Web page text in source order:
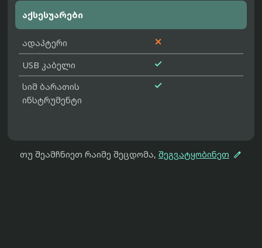
აქსესუარები
ადაპტერი 
USB კაბელი 
სიმ ბარათის
ინსტრუმენტი

თუ შეამჩნიეთ რაიმე შეცდომა, შეგვატყობინეთ 